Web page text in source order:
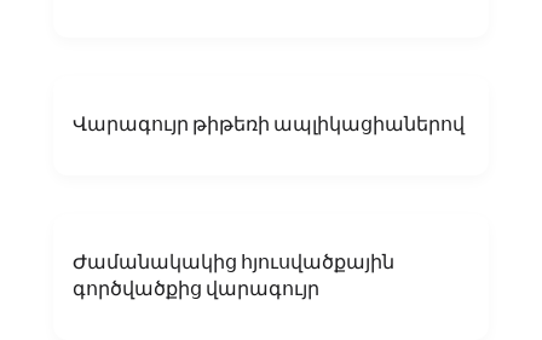
Վարագույր թիթեռի ապլիկացիաներով
Ժամանակակից հյուսվածքային
գործվածքից վարագույր